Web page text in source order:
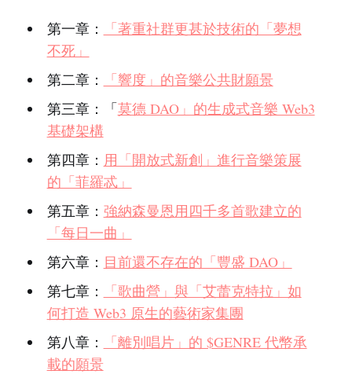
第一章：
「著重社群更甚於技術的「夢想
不死」
第二章：
「響度」的音樂公共財願景
第三章：「莫德 DAO」的生成式音樂 Web3
基礎架構
第四章： 用「開放式新創」進行音樂策展
的「菲羅忒」
第五章： 強納森曼恩用四千多首歌建立的
「每日一曲」
第六章： 目前還不存在的「豐盛 DAO」
第七章：
「歌曲營」與「艾蕾克特拉」如
何打造 Web3 原生的藝術家集團
第八章：
「離別唱片」的 $GENRE 代幣承
載的願景